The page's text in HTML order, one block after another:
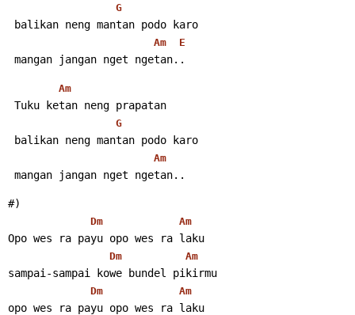
G
balikan neng mantan podo karo
Am E
mangan jangan nget ngetan..
Am
Tuku ketan neng prapatan
G
balikan neng mantan podo karo
Am
mangan jangan nget ngetan..
#)
Dm Am
Opo wes ra payu opo wes ra laku
Dm Am
sampai-sampai kowe bundel pikirmu
Dm Am
opo wes ra payu opo wes ra laku